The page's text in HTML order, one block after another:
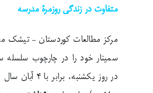
متفاوت در زندگی روزمرۀ مدرسه
مرکز مطالعات کوردستان – تیشک